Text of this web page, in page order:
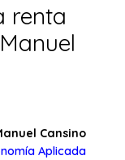
renta
Cansino
Aplicada